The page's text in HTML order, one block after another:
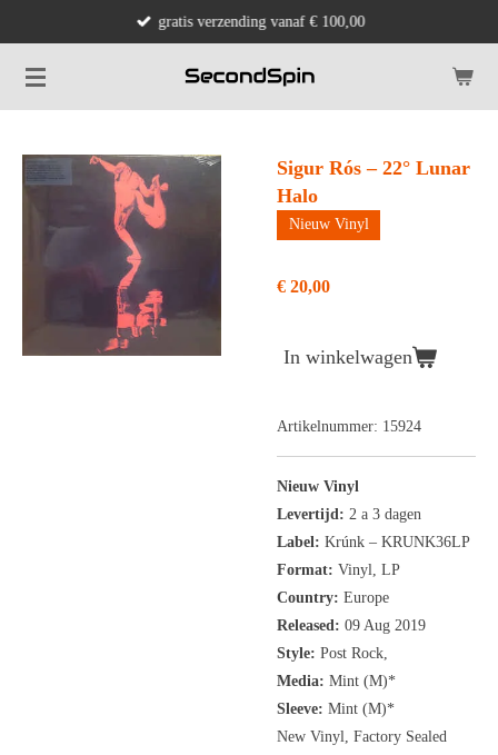
naar
de
gratis verzending vanaf € 100,00
Sigur Rós ‎– 22° Lunar
Halo
Nieuw Vinyl
€ 20,00
In winkelwagen
Artikelnummer: 15924
Nieuw Vinyl
Levertijd: 2 a 3 dagen
Label: Krúnk ‎– KRUNK36LP
Format: Vinyl, LP
Country: Europe
Released: 09 Aug 2019
Style: Post Rock,
Media: Mint (M)*
Sleeve: Mint (M)*
New Vinyl, Factory Sealed